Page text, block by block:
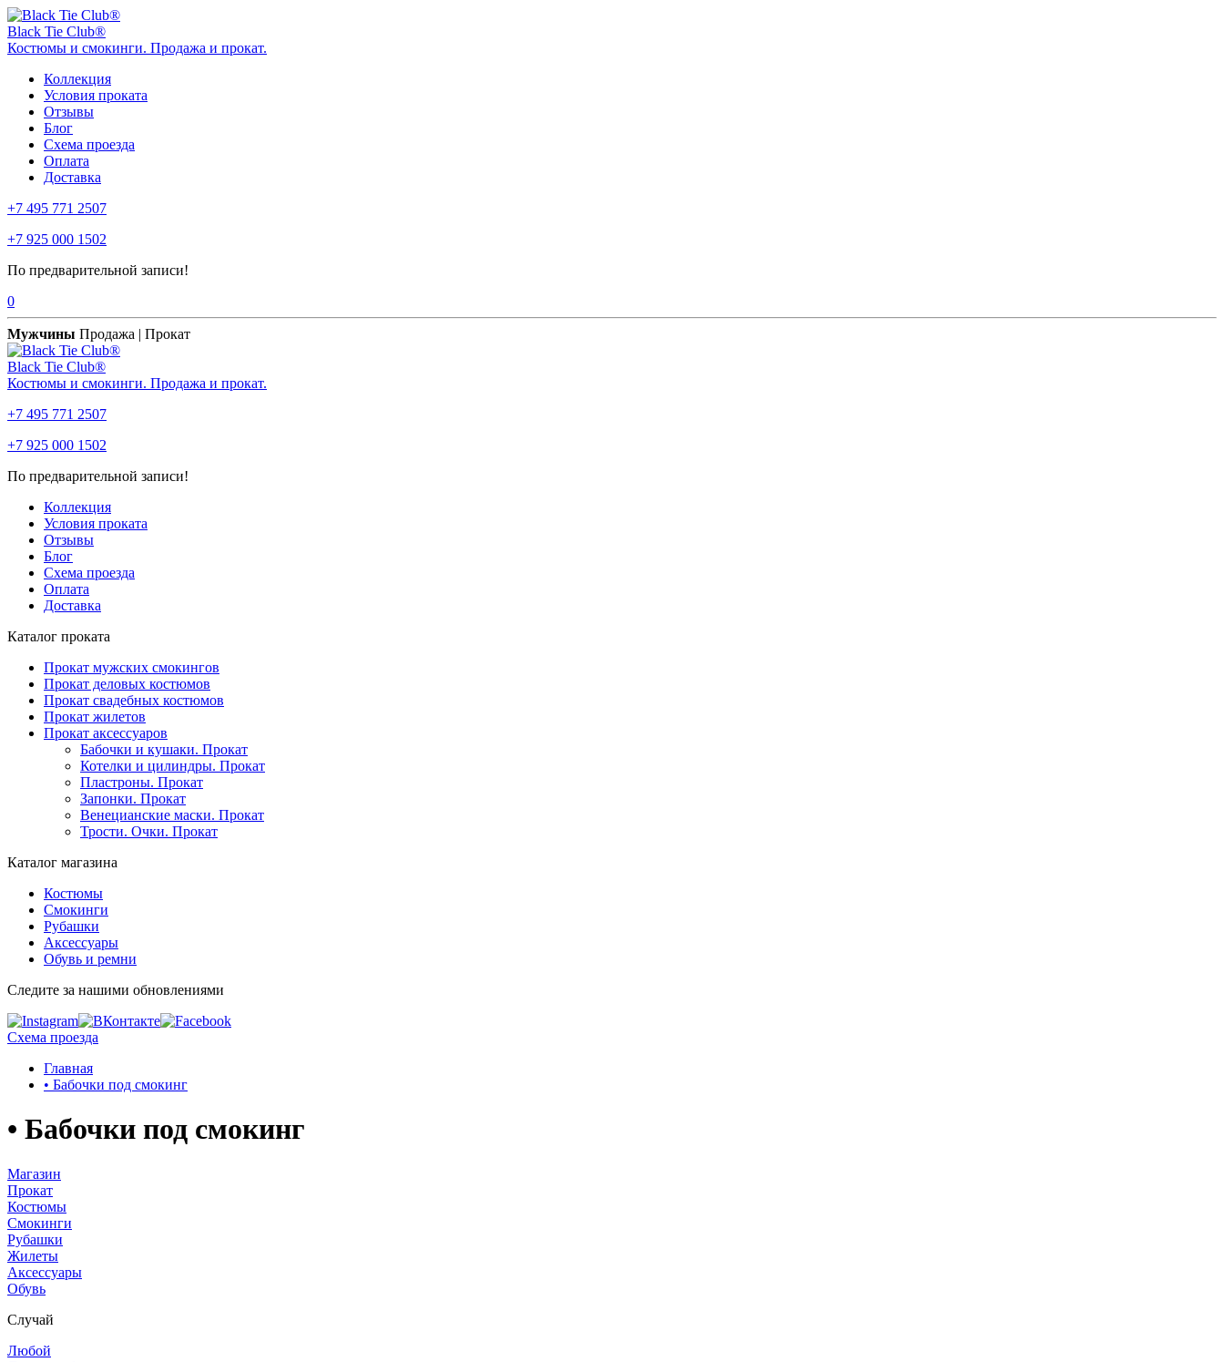
Black Tie Club®
Костюмы и смокинги. Продажа и прокат.
Коллекция
Условия проката
Отзывы
Блог
Схема проезда
Оплата
Доставка
+7 495 771 2507
+7 925 000 1502
По предварительной записи!
0
Мужчины Продажа | Прокат
Black Tie Club®
Костюмы и смокинги. Продажа и прокат.
+7 495 771 2507
+7 925 000 1502
По предварительной записи!
Коллекция
Условия проката
Отзывы
Блог
Схема проезда
Оплата
Доставка
Каталог проката
Прокат мужских смокингов
Прокат деловых костюмов
Прокат свадебных костюмов
Прокат жилетов
Прокат аксессуаров
Бабочки и кушаки. Прокат
Котелки и цилиндры. Прокат
Пластроны. Прокат
Запонки. Прокат
Венецианские маски. Прокат
Трости. Очки. Прокат
Каталог магазина
Костюмы
Смокинги
Рубашки
Аксессуары
Обувь и ремни
Следите за нашими обновлениями
Схема проезда
Главная
• Бабочки под смокинг
• Бабочки под смокинг
Магазин
Прокат
Костюмы
Смокинги
Рубашки
Жилеты
Аксессуары
Обувь
Случай
Любой